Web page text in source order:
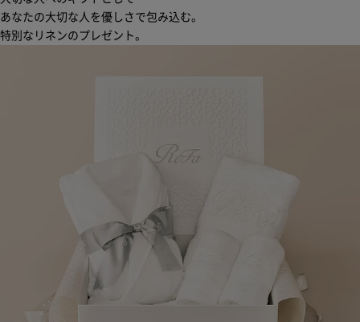
あなたの大切な人を優しさで包み込む。
特別なリネンのプレゼント。